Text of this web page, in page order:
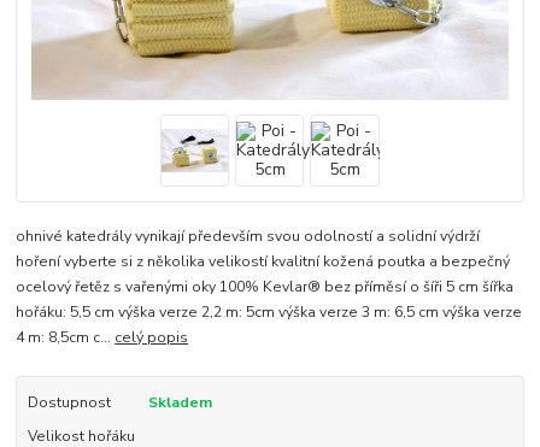
ohnivé katedrály vynikají především svou odolností a solidní výdrží
hoření vyberte si z několika velikostí kvalitní kožená poutka a bezpečný
ocelový řetěz s vařenými oky 100% Kevlar® bez příměsí o šíři 5 cm šířka
hořáku: 5,5 cm výška verze 2,2 m: 5cm výška verze 3 m: 6,5 cm výška verze
4 m: 8,5cm c... celý popis
Dostupnost
Skladem
Velikost hořáku